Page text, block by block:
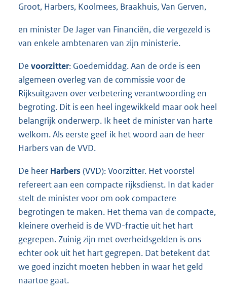
Groot, Harbers, Koolmees, Braakhuis, Van Gerven,
en minister De Jager van Financiën, die vergezeld is
van enkele ambtenaren van zijn ministerie.
De voorzitter: Goedemiddag. Aan de orde is een
algemeen overleg van de commissie voor de
Rijksuitgaven over verbetering verantwoording en
begroting. Dit is een heel ingewikkeld maar ook heel
belangrijk onderwerp. Ik heet de minister van harte
welkom. Als eerste geef ik het woord aan de heer
Harbers van de VVD.
De heer Harbers (VVD): Voorzitter. Het voorstel
refereert aan een compacte rijksdienst. In dat kader
stelt de minister voor om ook compactere
begrotingen te maken. Het thema van de compacte,
kleinere overheid is de VVD-fractie uit het hart
gegrepen. Zuinig zijn met overheidsgelden is ons
echter ook uit het hart gegrepen. Dat betekent dat
we goed inzicht moeten hebben in waar het geld
naartoe gaat.